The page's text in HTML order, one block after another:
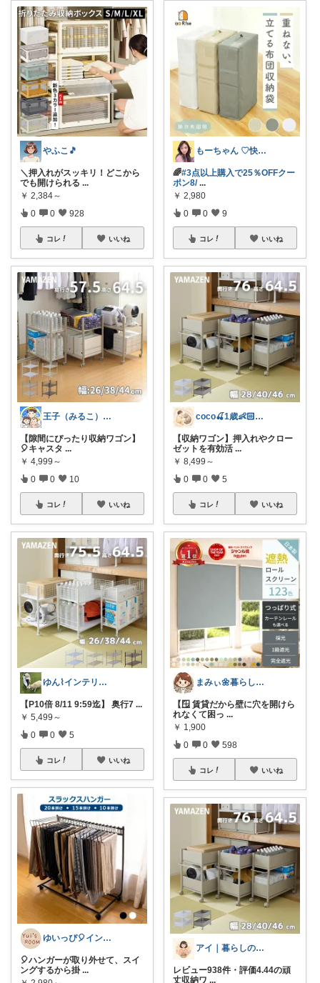
やふこ🎵
＼押入れがスッキリ！どこから
でも開けられる ...
￥ 2,384～
0 0 928
コレ いいね
王子（みるこ）👑便利グッズ×QOL向上
【隙間にぴったり収納ワゴン】
🎈キャスタ ...
￥ 4,999～
0 0 10
コレ いいね
ゆん⌇インテリアと生活雑貨がメイン🧸
【P10倍 8/11 9:59迄】 奥行7 ...
￥ 5,499～
0 0 5
コレ いいね
ゆいっぴ🎈インテリアとファッション
🎈ハンガーが取り外せて、スイ
ングするから掛 ...
もーちゃん ♡快適生活~旅行大好き🌈✨
🌈#3点以上購入で25％OFFクー
ポン8/ ...
￥ 2,980
0 0 9
コレ いいね
coco🍒1歳👶🏻5歳🐈
【収納ワゴン】押入れやクロー
ゼットを有効活 ...
￥ 8,499～
0 0 5
コレ いいね
まみぃ🌼暮らしの便利グッズ｜毎日朝コレ
【🪟 賃貸だから壁に穴を開けら
れなくて困っ ...
￥ 1,900
0 0 598
コレ いいね
アイ｜暮らしの便利グッズ
レビュー938件・評価4.44の頑
丈収納ワ ...